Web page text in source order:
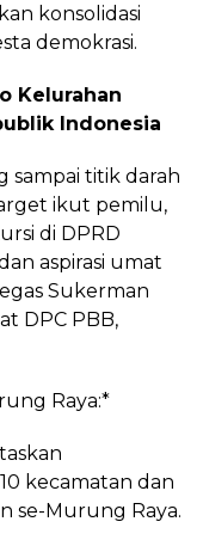
konsolidasi
demokrasi.
Kelurahan
Indonesia
sampai titik darah
ikut pemilu,
di DPRD
aspirasi umat
Sukerman
DPC PBB,
Raya:*
kecamatan dan
se-Murung Raya.